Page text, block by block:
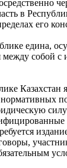
в
его
едина,
собой
нормативных
силу